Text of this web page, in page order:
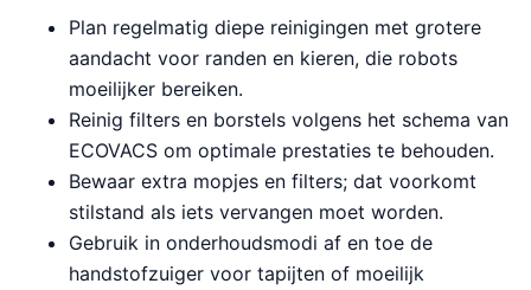
Plan regelmatig diepe reinigingen met grotere
aandacht voor randen en kieren, die robots
moeilijker bereiken.
Reinig filters en borstels volgens het schema van
ECOVACS om optimale prestaties te behouden.
Bewaar extra mopjes en filters; dat voorkomt
stilstand als iets vervangen moet worden.
Gebruik in onderhoudsmodi af en toe de
handstofzuiger voor tapijten of moeilijk